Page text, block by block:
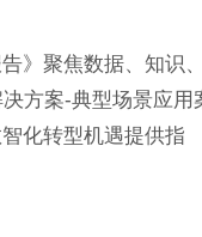
》聚焦数据、知识、
方案-典型场景应用
化转型机遇提供指